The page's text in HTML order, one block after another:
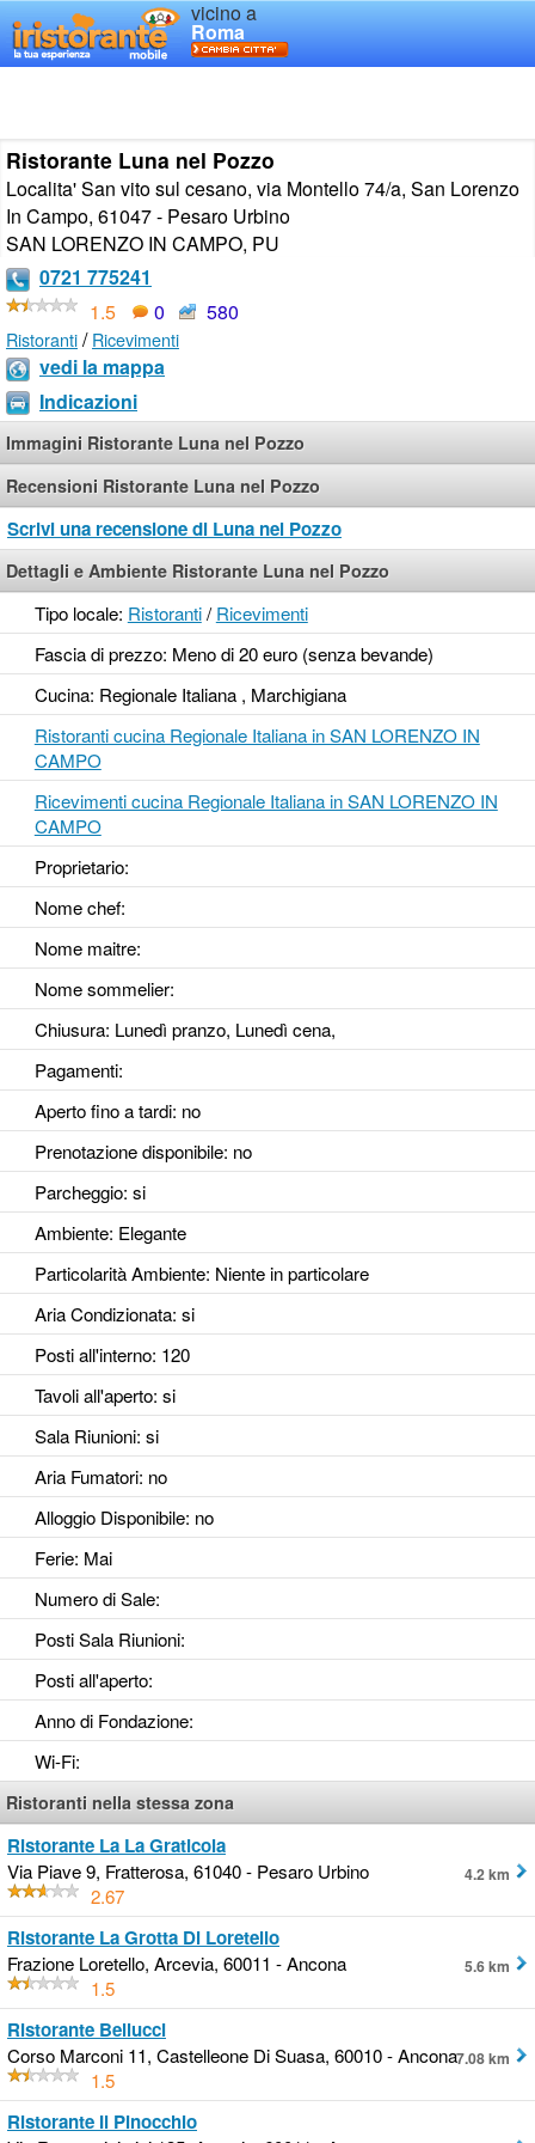
vicino a
Roma
Ristorante Luna nel Pozzo
Localita' San vito sul cesano, via Montello 74/a, San Lorenzo
In Campo, 61047 - Pesaro Urbino
SAN LORENZO IN CAMPO, PU
0721 775241
1.5
0 580
Ristoranti/Ricevimenti
vedi la mappa
Indicazioni
Immagini Ristorante Luna nel Pozzo
Recensioni Ristorante Luna nel Pozzo
Scrivi una recensione di Luna nel Pozzo
Dettagli e Ambiente Ristorante Luna nel Pozzo
Tipo locale: Ristoranti/Ricevimenti
Fascia di prezzo: Meno di 20 euro (senza bevande)
Cucina: Regionale Italiana , Marchigiana
Ristoranti cucina Regionale Italiana in SAN LORENZO IN
CAMPO
Ricevimenti cucina Regionale Italiana in SAN LORENZO IN
CAMPO
Proprietario:
Nome chef:
Nome maitre:
Nome sommelier:
Chiusura: Lunedì pranzo, Lunedì cena,
Pagamenti:
Aperto fino a tardi: no
Prenotazione disponibile: no
Parcheggio: si
Ambiente: Elegante
Particolarità Ambiente: Niente in particolare
Aria Condizionata: si
Posti all'interno: 120
Tavoli all'aperto: si
Sala Riunioni: si
Aria Fumatori: no
Alloggio Disponibile: no
Ferie: Mai
Numero di Sale:
Posti Sala Riunioni:
Posti all'aperto:
Anno di Fondazione:
Wi-Fi:
Ristoranti nella stessa zona
Ristorante La La Graticola
Via Piave 9, Fratterosa, 61040 - Pesaro Urbino
2.67
4.2 km
Ristorante La Grotta Di Loretello
Frazione Loretello, Arcevia, 60011 - Ancona
1.5
5.6 km
Ristorante Bellucci
Corso Marconi 11, Castelleone Di Suasa, 60010 - Ancona
1.5
7.08 km
Ristorante Il Pinocchio